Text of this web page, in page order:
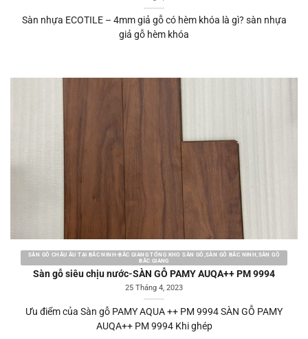
Sàn nhựa ECOTILE – 4mm giả gỗ có hèm khóa là gì? sàn nhựa
giả gỗ hèm khóa
SÀN GỖ CHÂU ÂU TẠI BẮC NINH-BẮC GIANG TỔNG KHO SÀN GỖ,SÀN GỖ BẮC NINH,SÀN GỖ
BẮC GIANG
Sàn gỗ siêu chịu nước-SÀN GỖ PAMY AUQA++ PM 9994
25 Tháng 4, 2023
Ưu điểm của Sàn gỗ PAMY AQUA ++ PM 9994 SÀN GỖ PAMY
AUQA++ PM 9994 Khi ghép